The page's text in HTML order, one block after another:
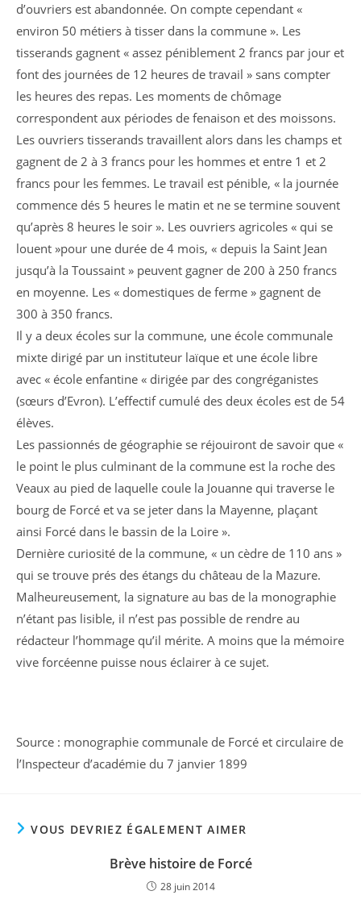
d’ouvriers est abandonnée. On compte cependant «
environ 50 métiers à tisser dans la commune ». Les
tisserands gagnent « assez péniblement 2 francs par jour et
font des journées de 12 heures de travail » sans compter
les heures des repas. Les moments de chômage
correspondent aux périodes de fenaison et des moissons.
Les ouvriers tisserands travaillent alors dans les champs et
gagnent de 2 à 3 francs pour les hommes et entre 1 et 2
francs pour les femmes. Le travail est pénible, « la journée
commence dés 5 heures le matin et ne se termine souvent
qu’après 8 heures le soir ». Les ouvriers agricoles « qui se
louent »pour une durée de 4 mois, « depuis la Saint Jean
jusqu’à la Toussaint » peuvent gagner de 200 à 250 francs
en moyenne. Les « domestiques de ferme » gagnent de
300 à 350 francs.
Il y a deux écoles sur la commune, une école communale
mixte dirigé par un instituteur laïque et une école libre
avec « école enfantine « dirigée par des congréganistes
(sœurs d’Evron). L’effectif cumulé des deux écoles est de 54
élèves.
Les passionnés de géographie se réjouiront de savoir que «
le point le plus culminant de la commune est la roche des
Veaux au pied de laquelle coule la Jouanne qui traverse le
bourg de Forcé et va se jeter dans la Mayenne, plaçant
ainsi Forcé dans le bassin de la Loire ».
Dernière curiosité de la commune, « un cèdre de 110 ans »
qui se trouve prés des étangs du château de la Mazure.
Malheureusement, la signature au bas de la monographie
n’étant pas lisible, il n’est pas possible de rendre au
rédacteur l’hommage qu’il mérite. A moins que la mémoire
vive forcéenne puisse nous éclairer à ce sujet.
Source : monographie communale de Forcé et circulaire de
l’Inspecteur d’académie du 7 janvier 1899
VOUS DEVRIEZ ÉGALEMENT AIMER
Brève histoire de Forcé
28 juin 2014